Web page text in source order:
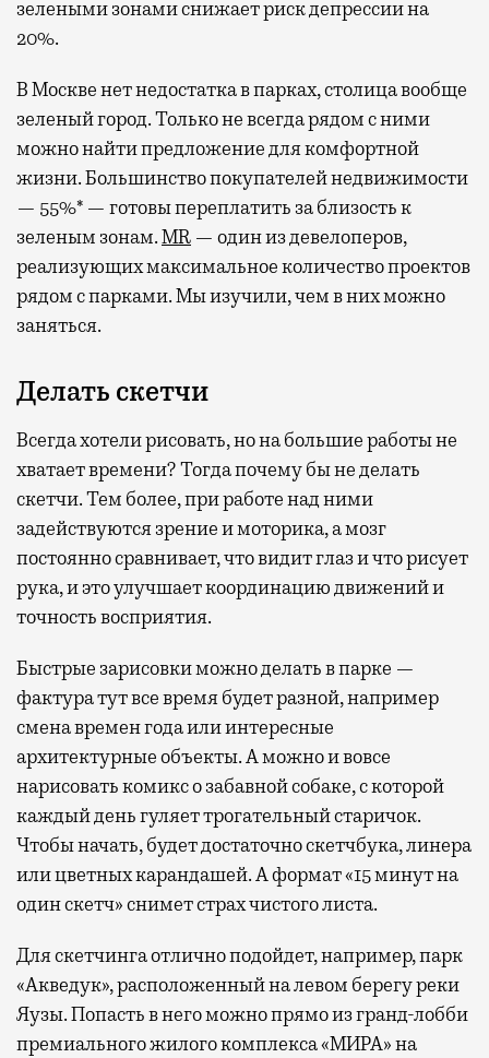
зелеными зонами снижает риск депрессии на
20%.
В Москве нет недостатка в парках, столица вообще
зеленый город. Только не всегда рядом с ними
можно найти предложение для комфортной
жизни. Большинство покупателей недвижимости
— 55%* — готовы переплатить за близость к
зеленым зонам.MR — один из девелоперов,
реализующих максимальное количество проектов
рядом с парками. Мы изучили, чем в них можно
заняться.
Делать скетчи
Всегда хотели рисовать, но на большие работы не
хватает времени? Тогда почему бы не делать
скетчи. Тем более, при работе над ними
задействуются зрение и моторика, а мозг
постоянно сравнивает, что видит глаз и что рисует
рука, и это улучшает координацию движений и
точность восприятия.
Быстрые зарисовки можно делать в парке —
фактура тут все время будет разной, например
смена времен года или интересные
архитектурные объекты. А можно и вовсе
нарисовать комикс о забавной собаке, с которой
каждый день гуляет трогательный старичок.
Чтобы начать, будет достаточно скетчбука, линера
или цветных карандашей. А формат «15 минут на
один скетч» снимет страх чистого листа.
Для скетчинга отлично подойдет, например, парк
«Акведук», расположенный на левом берегу реки
Яузы. Попасть в него можно прямо из гранд-лобби
премиального жилого комплекса «МИРА» на